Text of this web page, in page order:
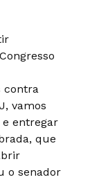
contra
vamos
entregar
que
o senador